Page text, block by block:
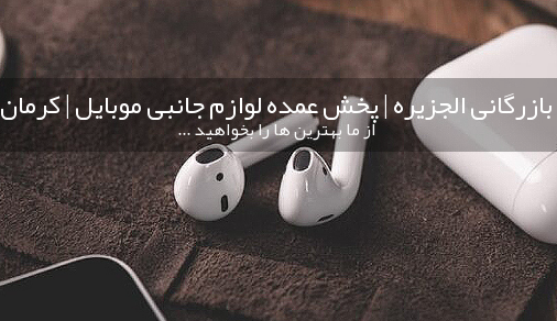
بازرگانی الجزيره | پخش عمده لوازم جانبی موبایل | کرمان
از ما بهترین ها را بخواهید ...